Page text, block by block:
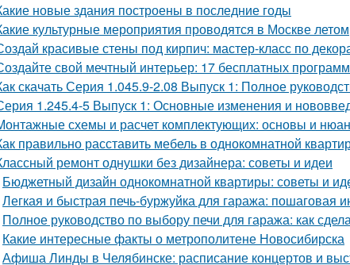
новые здания построены в последние годы
культурные мероприятия проводятся в Москве летом
красивые стены под кирпич: мастер-класс по
свой мечтный интерьер: 17 бесплатных
скачать Серия 1.045.9-2.08 Выпуск 1: Полное
1.245.4-5 Выпуск 1: Основные изменения и
схемы и расчет комплектующих: основы и
правильно расставить мебель в однокомнатной
ремонт однушки без дизайнера: советы и идеи
Бюджетный дизайн однокомнатной квартиры: советы и
Легкая и быстрая печь-буржуйка для гаража: пошаговая
Полное руководство по выбору печи для гаража: как
Какие интересные факты о метрополитене Новосибирска
Афиша Линды в Челябинске: расписание концертов и